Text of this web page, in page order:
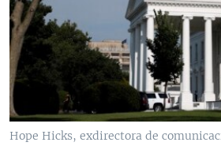
VENEZUELA
BRASIL
NICARAGUA
ECONOMÍA
ENTRETENIMIENTO Y CULTURA
TECNOLOGÍA
DEPORTES
MULTIMEDIA
VIDEOS
FOTOGRAFÍA
AUDIOS
PROGRAMAS TV
EL MUNDO AL DÍA
FORO INTERAMERICANO
RADIO
AVANCE INFORMATIVO
Hope Hicks, exdirectora de